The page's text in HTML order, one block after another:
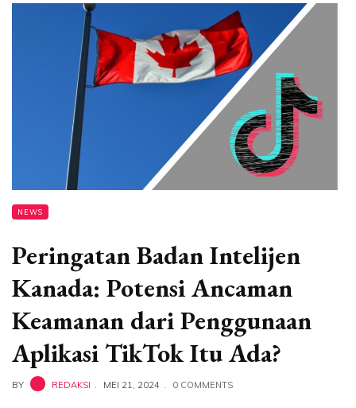
NEWS
Peringatan Badan Intelijen
Kanada: Potensi Ancaman
Keamanan dari Penggunaan
Aplikasi TikTok Itu Ada?
BY REDAKSI MEI 21, 2024 0 COMMENTS